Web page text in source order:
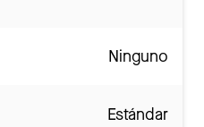
Ninguno
Estándar